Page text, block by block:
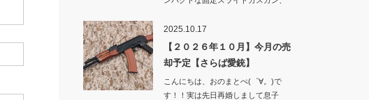
2025.10.17
【２０２６年１０月】今月の売
却予定【さらば愛銃】
こんにちは、おのまとぺ(゜∀。)で
す！！実は先日再婚しまして息子